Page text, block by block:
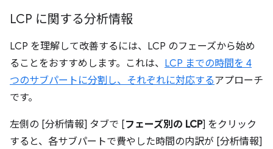
LCP に関する分析情報
LCP を理解して改善するには、LCP のフェーズから始め
ることをおすすめします。これは、 LCP までの時間を 4
つのサブパートに分割し、それぞれに対応するアプローチ
です。
左側の [分析情報] タブで [フェーズ別の LCP] をクリック
すると、各サブパートで費やした時間の内訳が [分析情報]